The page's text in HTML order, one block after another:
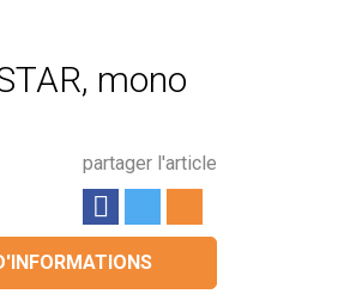
mono
partager l'article